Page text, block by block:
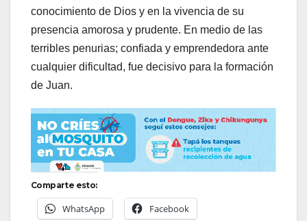
conocimiento de Dios y en la vivencia de su
presencia amorosa y prudente. En medio de las
terribles penurias; confiada y emprendedora ante
cualquier dificultad, fue decisivo para la formación
de Juan.
Comparte esto:
WhatsApp Facebook